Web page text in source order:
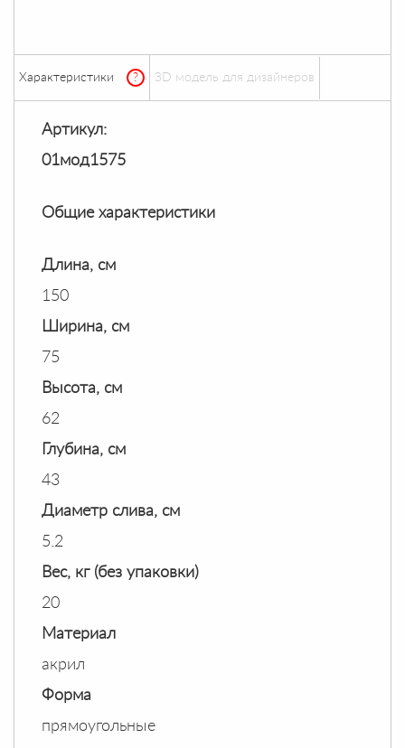
Характеристики ? ЗD модель для дизайнеров
Артикул:
01мод1575
Общие характеристики
Длина, см
150
Ширина, см
75
Высота, см
62
Глубина, см
43
Диаметр слива, см
5.2
Вес, кг (без упаковки)
20
Материал
акрил
Форма
прямоугольные